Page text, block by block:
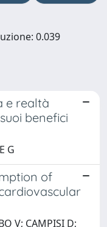
0.039
e realtà
benefici
G
of
V; CAMPISI D;